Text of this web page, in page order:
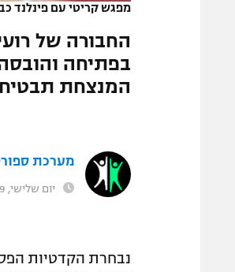
מפגש קריטי עם פינלנד
החבורה של
המנצחת
מערכת ספורט
יום שלישי, 22:29, 19.08.25